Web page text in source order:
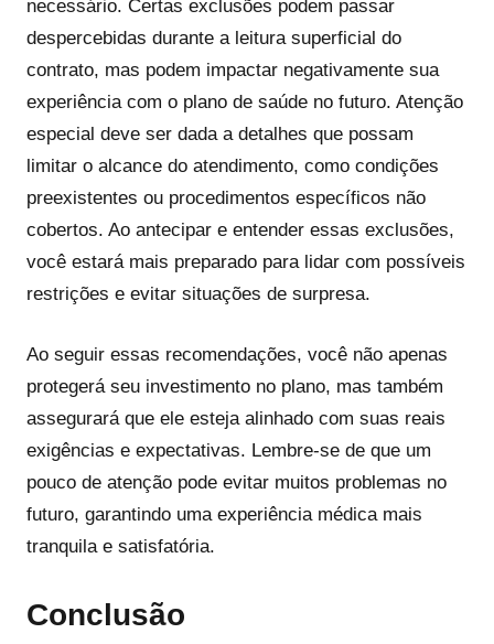
necessário. Certas exclusões podem passar
despercebidas durante a leitura superficial do
contrato, mas podem impactar negativamente sua
experiência com o plano de saúde no futuro. Atenção
especial deve ser dada a detalhes que possam
limitar o alcance do atendimento, como condições
preexistentes ou procedimentos específicos não
cobertos. Ao antecipar e entender essas exclusões,
você estará mais preparado para lidar com possíveis
restrições e evitar situações de surpresa.
Ao seguir essas recomendações, você não apenas
protegerá seu investimento no plano, mas também
assegurará que ele esteja alinhado com suas reais
exigências e expectativas. Lembre-se de que um
pouco de atenção pode evitar muitos problemas no
futuro, garantindo uma experiência médica mais
tranquila e satisfatória.
Conclusão